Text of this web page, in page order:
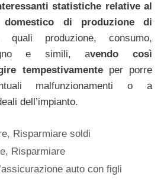
statistiche relative al
di produzione di
quali produzione, consumo,
e simili, avendo così
tempestivamenteper porre
malfunzionamenti o a
dell’impianto.
, Risparmiare soldi
, Risparmiare
auto con figli